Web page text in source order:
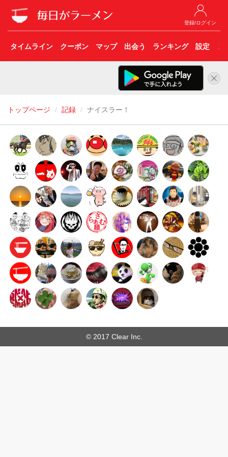
登録/ログイン
タイムライン クーポン マップ 出会う ランキング 設定 こ
トップページ 記録 ナイスラー！
© 2017 Clear Inc.